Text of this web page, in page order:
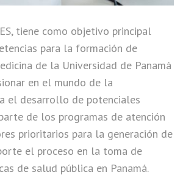
tiene como objetivo principal
para la formación de
de la Universidad de Panamá
en el mundo de la
el desarrollo de potenciales
de los programas de atención
prioritarios para la generación de
el proceso en la toma de
de salud pública en Panamá.